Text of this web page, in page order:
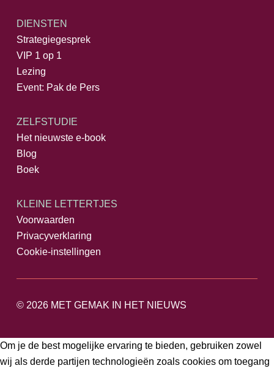
DIENSTEN
Strategiegesprek
VIP 1 op 1
Lezing
Event: Pak de Pers
ZELFSTUDIE
Het nieuwste e-book
Blog
Boek
KLEINE LETTERTJES
Voorwaarden
Privacyverklaring
Cookie-instellingen
© 2026 MET GEMAK IN HET NIEUWS
Om je de best mogelijke ervaring te bieden, gebruiken zowel
wij als derde partijen technologieën zoals cookies om toegang